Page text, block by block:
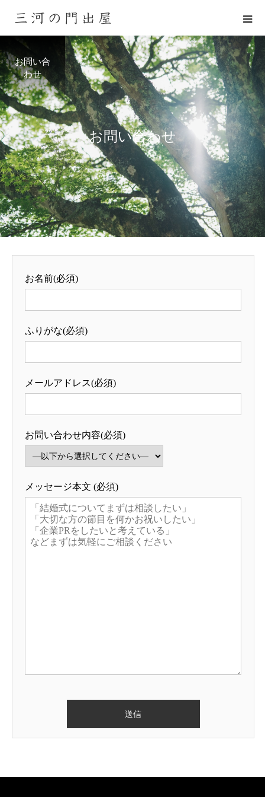
お問い合
わせ
お問い合わせ
お名前(必須)
ふりがな(必須)
メールアドレス(必須)
お問い合わせ内容(必須)
メッセージ本文 (必須)